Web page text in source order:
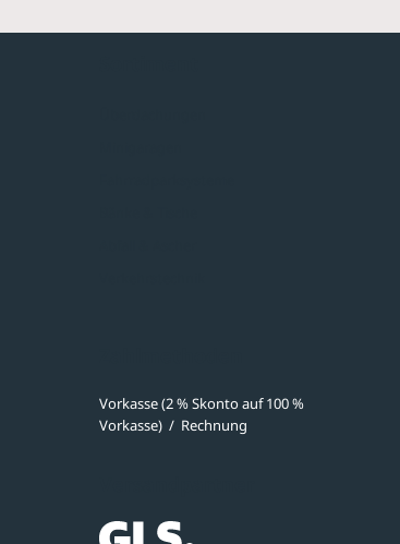
Vorkasse (2 % Skonto auf 100 %
Vorkasse) / Rechnung